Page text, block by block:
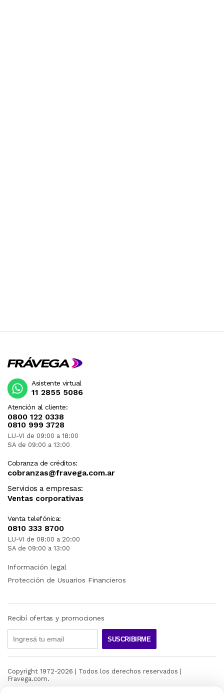
Atención al cliente:
0800 122 0338
0810 999 3728
LU-VI de 09:00 a 18:00
SA de 09:00 a 13:00
Cobranza de créditos:
cobranzas@fravega.com.ar
Servicios a empresas:
Ventas corporativas
Venta telefónica:
0810 333 8700
LU-VI de 08:00 a 20:00
SA de 09:00 a 13:00
Asistente virtual
11 2855 5086
Información legal
Protección de Usuarios Financieros
Recibí ofertas y promociones
SUSCRIBIRME
Copyright 1972-2026 | Todos los derechos reservados |
Fravega.com.